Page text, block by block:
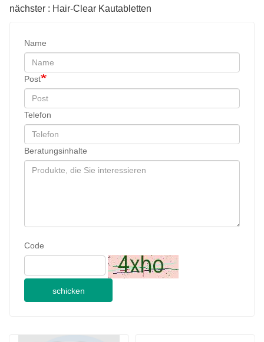
nächster : Hair-Clear Kautabletten
Name
Post
Telefon
Beratungsinhalte
Code
schicken